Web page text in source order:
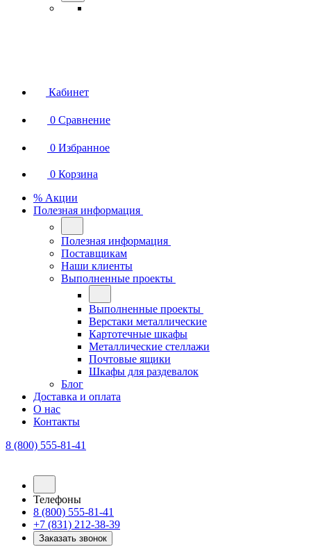
Кабинет
0 Сравнение
0 Избранное
0 Корзина
% Акции
Полезная информация
Полезная информация
Поставщикам
Наши клиенты
Выполненные проекты
Выполненные проекты
Верстаки металлические
Картотечные шкафы
Металлические стеллажи
Почтовые ящики
Шкафы для раздевалок
Блог
Доставка и оплата
О нас
Контакты
8 (800) 555-81-41
Телефоны
8 (800) 555-81-41
+7 (831) 212-38-39
Заказать звонок